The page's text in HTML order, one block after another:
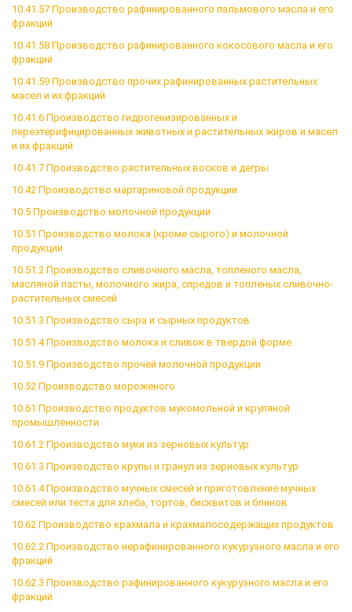
10.41.57 Производство рафинированного пальмового масла и его
фракций
10.41.58 Производство рафинированного кокосового масла и его
фракций
10.41.59 Производство прочих рафинированных растительных
масел и их фракций
10.41.6 Производство гидрогенизированных и
переэтерифицированных животных и растительных жиров и масел
и их фракций
10.41.7 Производство растительных восков и дегры
10.42 Производство маргариновой продукции
10.5 Производство молочной продукции
10.51 Производство молока (кроме сырого) и молочной
продукции
10.51.2 Производство сливочного масла, топленого масла,
масляной пасты, молочного жира, спредов и топленых сливочно-
растительных смесей
10.51.3 Производство сыра и сырных продуктов
10.51.4 Производство молока и сливок в твердой форме
10.51.9 Производство прочей молочной продукции
10.52 Производство мороженого
10.61 Производство продуктов мукомольной и крупяной
промышленности
10.61.2 Производство муки из зерновых культур
10.61.3 Производство крупы и гранул из зерновых культур
10.61.4 Производство мучных смесей и приготовление мучных
смесей или теста для хлеба, тортов, бисквитов и блинов
10.62 Производство крахмала и крахмалосодержащих продуктов
10.62.2 Производство нерафинированного кукурузного масла и его
фракций
10.62.3 Производство рафинированного кукурузного масла и его
фракций